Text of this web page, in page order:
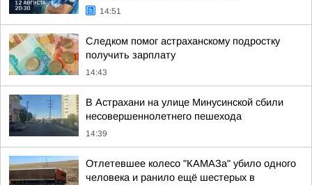
14:51
Следком помог астраханскому подростку
получить зарплату
14:43
В Астрахани на улице Минусинской сбили
несовершеннолетнего пешехода
14:39
Отлетевшее колесо "КАМАЗа" убило одного
человека и ранило ещё шестерых в